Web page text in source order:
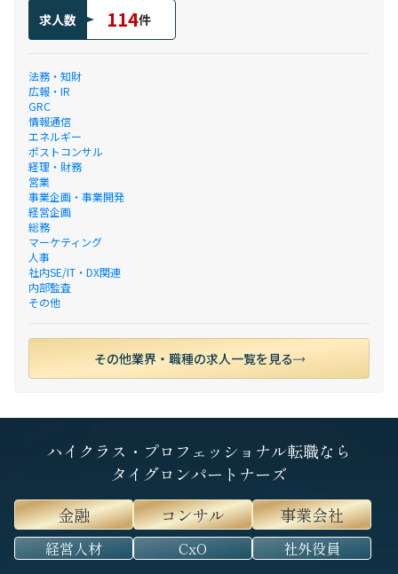
求人数 114件
法務・知財
広報・IR
GRC
情報通信
エネルギー
ポストコンサル
経理・財務
営業
事業企画・事業開発
経営企画
総務
マーケティング
人事
社内SE/IT・DX関連
内部監査
その他
その他業界・職種の求人一覧を見る
ハイクラス・プロフェッショナル転職なら
タイグロンパートナーズ
金融
コンサル 事業会社
経営人材 CxO 社外役員